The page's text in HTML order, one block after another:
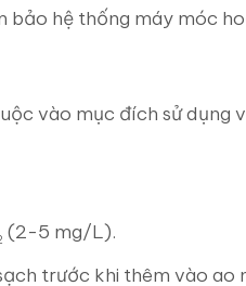
bảo hệ thống máy móc
vào mục đích sử dụng
(2-5 mg/L).
trước khi thêm vào ao